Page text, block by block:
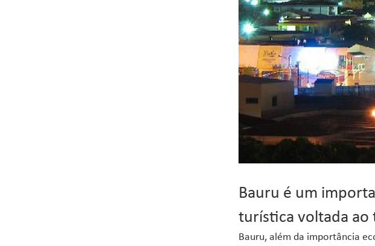
Bauru é um
turística voltada ao
Bauru, além da importância